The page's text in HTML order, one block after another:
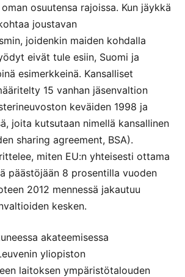
osuutensa rajoissa. Kun jäykkä
joustavan
joidenkin maiden kohdalla
eivät tule esiin, Suomi ja
esimerkkeinä. Kansalliset
15 vanhan jäsenvaltion
keväiden 1998 ja
joita kutsutaan nimellä kansallinen
sharing agreement, BSA).
miten EU:n yhteisesti ottama
päästöjään 8 prosentilla vuoden
2012 mennessä jakautuu
kesken.
akateemisessa
yliopiston
laitoksen ympäristötalouden